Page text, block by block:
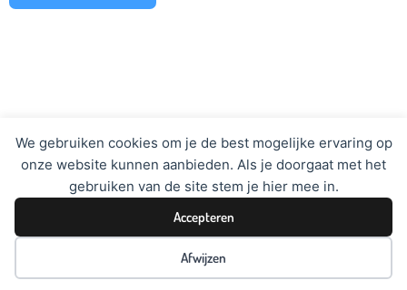
We gebruiken cookies om je de best mogelijke ervaring op
onze website kunnen aanbieden. Als je doorgaat met het
gebruiken van de site stem je hier mee in.
Accepteren
Afwijzen
LesSpiegel – Helpdesk: 0475 57 57 93